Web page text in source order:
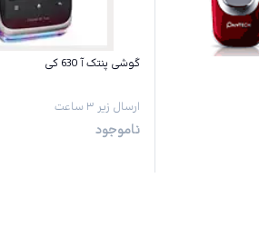
گوشی پنتک آ 630 کی
ارسال زیر ۳ ساعت
ناموجود